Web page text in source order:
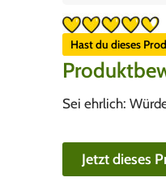
Hast du dieses
Sei ehrlich:
Jetzt dieses